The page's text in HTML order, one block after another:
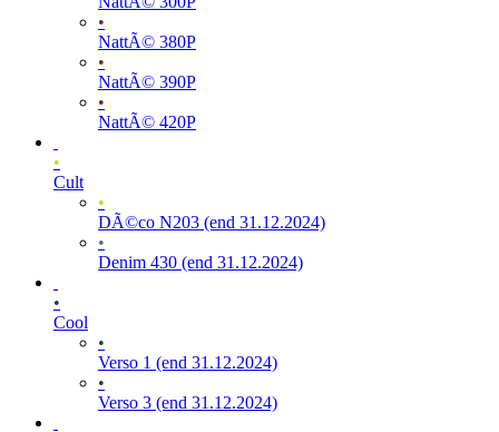
•
NattÃ© 380P
•
NattÃ© 390P
•
NattÃ© 420P
•
Cult
•
DÃ©co N203 (end 31.12.2024)
•
Denim 430 (end 31.12.2024)
•
Cool
•
Verso 1 (end 31.12.2024)
•
Verso 3 (end 31.12.2024)